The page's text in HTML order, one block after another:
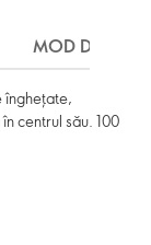
MOD DE
înghețate,
centrul său. 100